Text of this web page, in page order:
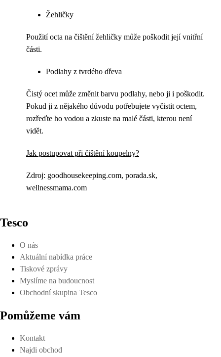
Žehličky
Použití octa na čištění žehličky může poškodit její vnitřní
části.
Podlahy z tvrdého dřeva
Čistý ocet může změnit barvu podlahy, nebo ji i poškodit.
Pokud ji z nějakého důvodu potřebujete vyčistit octem,
rozřeďte ho vodou a zkuste na malé části, kterou není
vidět.
Jak postupovat při čištění koupelny?
Zdroj: goodhousekeeping.com, porada.sk,
wellnessmama.com
Tesco
O nás
Aktuální nabídka práce
Tiskové zprávy
Myslíme na budoucnost
Obchodní skupina Tesco
Pomůžeme vám
Kontakt
Najdi obchod